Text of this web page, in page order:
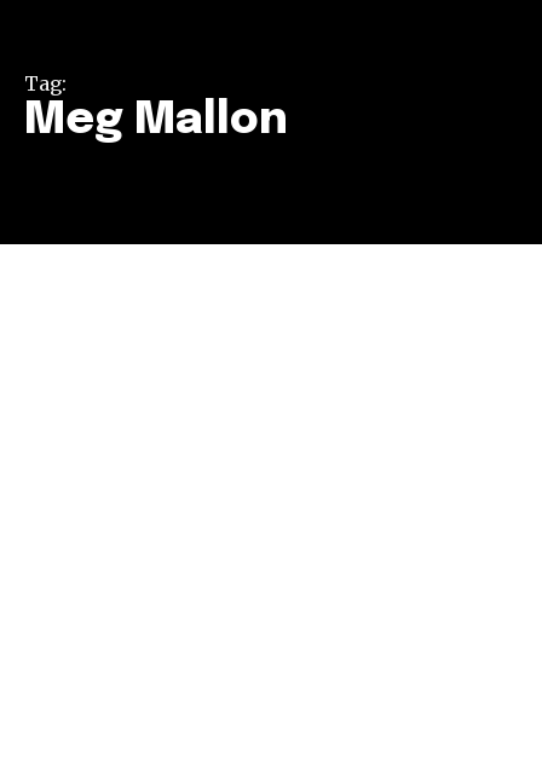
Tag:
Meg Mallon